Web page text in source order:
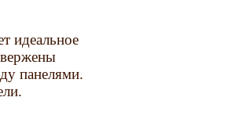
идеальное
панелями.